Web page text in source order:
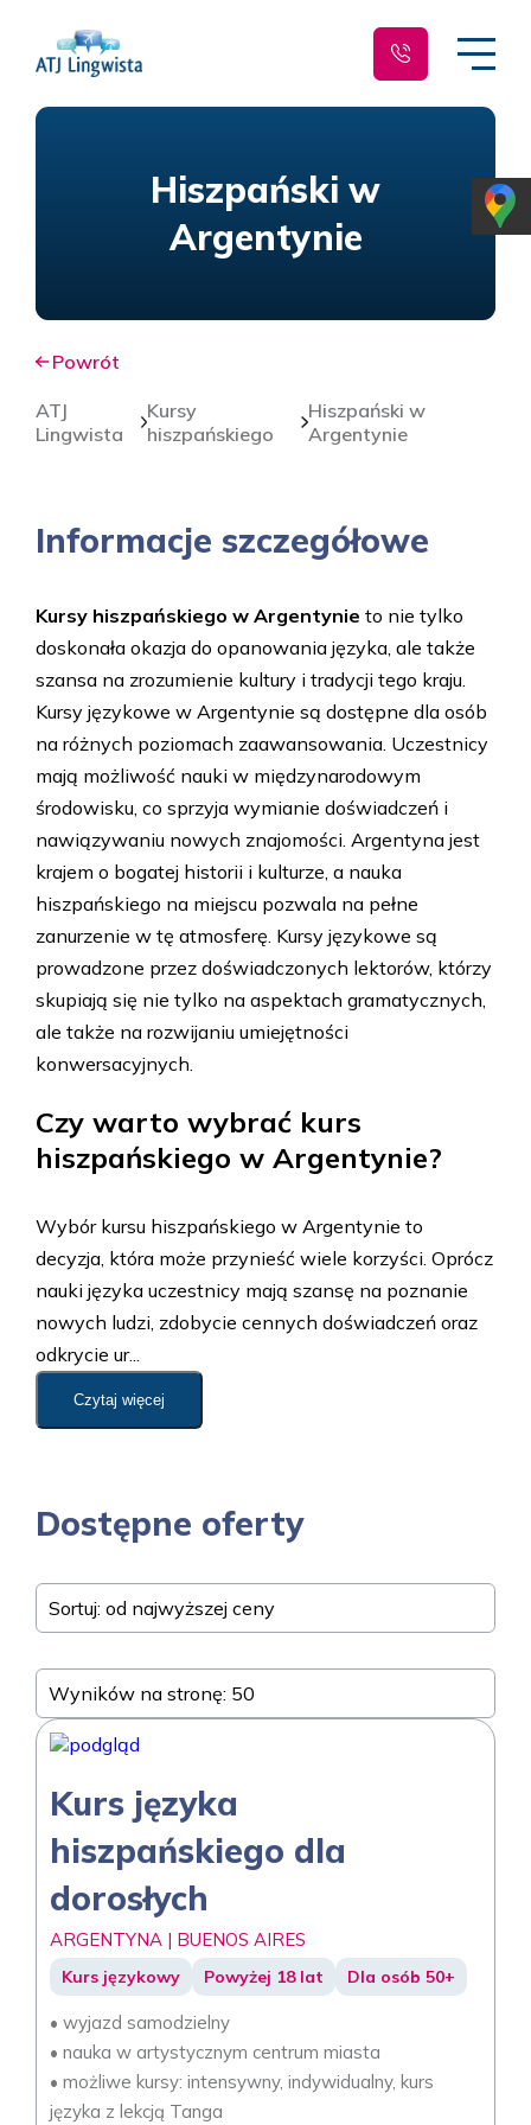
Hiszpański w
Argentynie
Powrót
ATJ
Lingwista
Kursy
hiszpańskiego
Hiszpański w
Argentynie
Informacje szczegółowe
Kursy hiszpańskiego w Argentynie to nie tylko
doskonała okazja do opanowania języka, ale także
szansa na zrozumienie kultury i tradycji tego kraju.
Kursy językowe w Argentynie są dostępne dla osób
na różnych poziomach zaawansowania. Uczestnicy
mają możliwość nauki w międzynarodowym
środowisku, co sprzyja wymianie doświadczeń i
nawiązywaniu nowych znajomości. Argentyna jest
krajem o bogatej historii i kulturze, a nauka
hiszpańskiego na miejscu pozwala na pełne
zanurzenie w tę atmosferę. Kursy językowe są
prowadzone przez doświadczonych lektorów, którzy
skupiają się nie tylko na aspektach gramatycznych,
ale także na rozwijaniu umiejętności
konwersacyjnych.
Czy warto wybrać kurs
hiszpańskiego w Argentynie?
Wybór kursu hiszpańskiego w Argentynie to
decyzja, która może przynieść wiele korzyści. Oprócz
nauki języka uczestnicy mają szansę na poznanie
nowych ludzi, zdobycie cennych doświadczeń oraz
odkrycie ur...
Czytaj więcej
Dostępne oferty
Sortuj: od najwyższej ceny
Wyników na stronę: 50
Kurs języka
hiszpańskiego dla
dorosłych
ARGENTYNA | BUENOS AIRES
Kurs językowy Powyżej 18 lat Dla osób 50+
• wyjazd samodzielny
• nauka w artystycznym centrum miasta
• możliwe kursy: intensywny, indywidualny, kurs
języka z lekcją Tanga